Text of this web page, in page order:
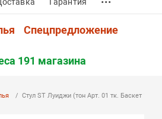
Спецпредложение
191 магазина
Стул ST Луиджи (тон Арт. 01 тк. Баскет